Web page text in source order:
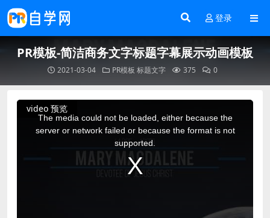
登录
PR模板-简洁商务文字标题字幕展示动画模板
2021-03-04 PR模板 标题文字 375 0
video 预览
This
The media could not be loaded, either because the
server or network failed or because the format is not
supported.